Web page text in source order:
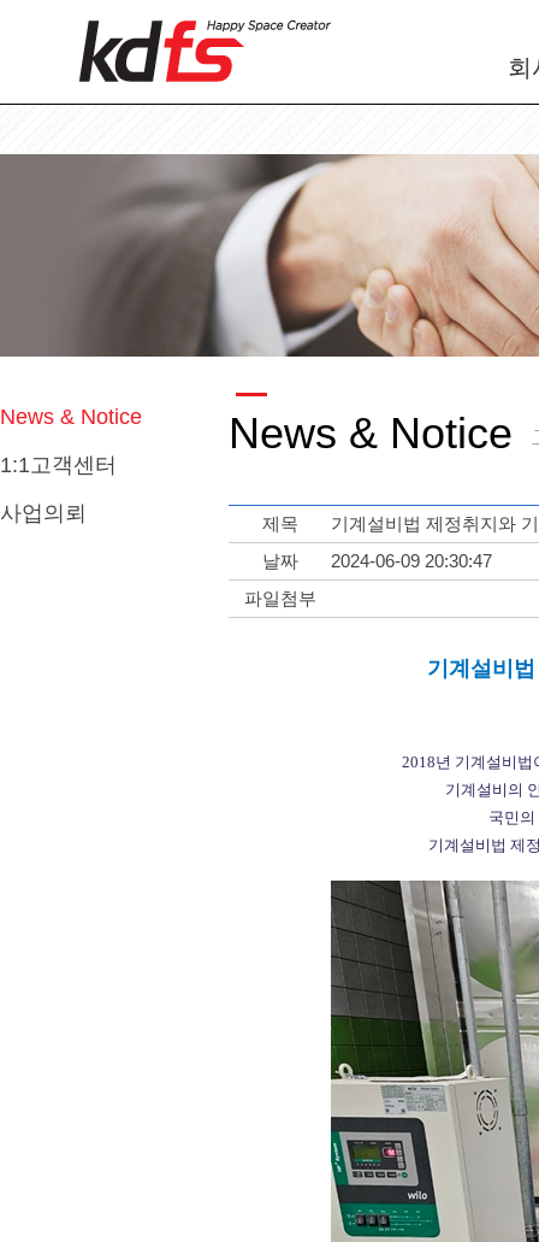
회
News & Notice
1:1고객센터
사업의뢰
News & Notice
제목
기계설비법 제정취지와
날짜
2024-06-09 20:30:47
파일첨부
기계설비
2018년 기계설비
기계설비의
국민
기계설비법 제